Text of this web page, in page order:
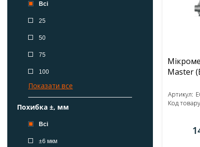
Всі
25
50
75
100
Показати все
Похибка ±, мм
Всі
±6 мкм
Артикул:
Код